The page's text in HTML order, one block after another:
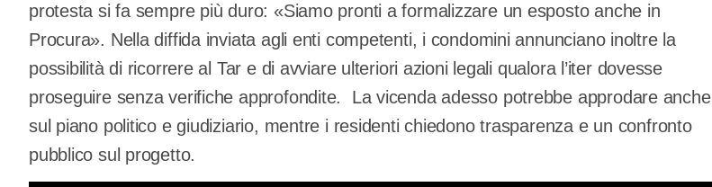
protesta si fa sempre più duro: «Siamo pronti a formalizzare un esposto anche in
Procura». Nella diffida inviata agli enti competenti, i condomini annunciano inoltre la
possibilità di ricorrere al Tar e di avviare ulteriori azioni legali qualora l’iter dovesse
proseguire senza verifiche approfondite. La vicenda adesso potrebbe approdare anche
sul piano politico e giudiziario, mentre i residenti chiedono trasparenza e un confronto
pubblico sul progetto.